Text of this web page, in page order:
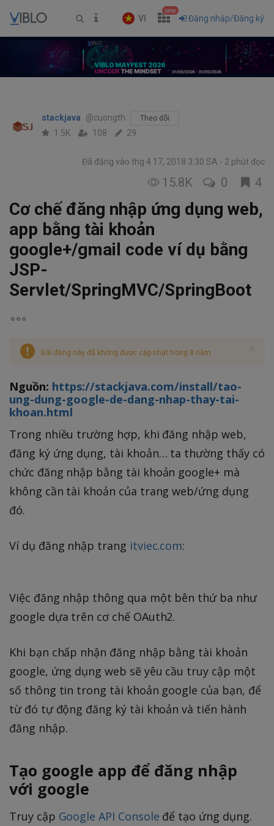
VI
new
Đăng nhập/Đăng ký
stackjava @cuongth Theo dõi
1.5K 108 29
Đã đăng vào thg 4 17, 2018 3:30 SA 2 phút đọc
15.8K 0 4
Cơ chế đăng nhập ứng dụng web,
app bằng tài khoản
google+/gmail code ví dụ bằng
JSP-
Servlet/SpringMVC/SpringBoot
Bài đăng này đã không được cập nhật trong 8 năm
Nguồn: https://stackjava.com/install/tao-
ung-dung-google-de-dang-nhap-thay-tai-
khoan.html
Trong nhiều trường hợp, khi đăng nhập web,
đăng ký ứng dụng, tài khoản… ta thường thấy có
chức đăng nhập bằng tài khoản google+ mà
không cần tài khoản của trang web/ứng dụng
đó.
Ví dụ đăng nhập trang itviec.com:
Việc đăng nhập thông qua một bên thứ ba như
google dựa trên cơ chế OAuth2.
Khi bạn chấp nhận đăng nhập bằng tài khoản
google, ứng dụng web sẽ yêu cầu truy cập một
số thông tin trong tài khoản google của bạn, để
từ đó tự động đăng ký tài khoản và tiến hành
đăng nhập.
Tạo google app để đăng nhập
với google
Truy cập Google API Console để tạo ứng dụng.